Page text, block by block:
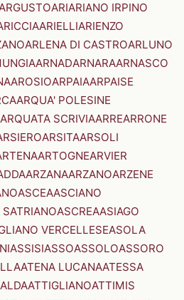
ARIARIANO IRPINO
ARIELLIARIENZO
ARLENA DI CASTROARLUNO
ARNADARNARAARNASCO
AROSIOARPAIAARPAISE
ARQUA' POLESINE
ARQUATA SCRIVIAARREARRONE
ARSITAARSOLI
ARTOGNEARVIER
ARZANAARZANOARZENE
ASCEAASCIANO
ASCREAASIAGO
VERCELLESEASOLA
ASSISIASSOASSOLOASSORO
ATENA LUCANAATESSA
ATTIGLIANOATTIMIS